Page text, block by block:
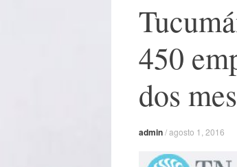
450
dos
admin/agosto 1, 2016